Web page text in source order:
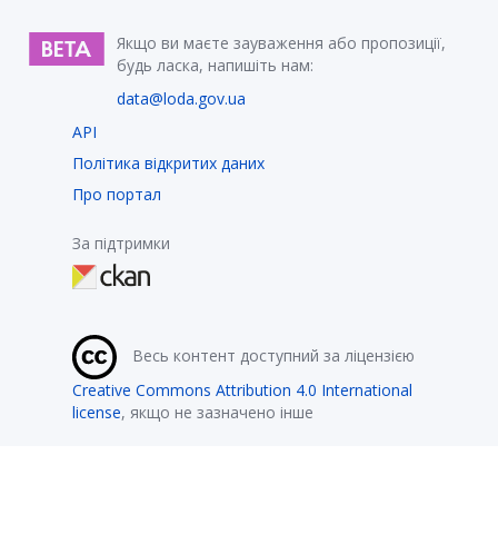
Якщо ви маєте зауваження або пропозиції,
будь ласка, напишіть нам:
data@loda.gov.ua
API
Політика відкритих даних
Про портал
За підтримки
Весь контент доступний за ліцензією
Creative Commons Attribution 4.0 International
license, якщо не зазначено інше